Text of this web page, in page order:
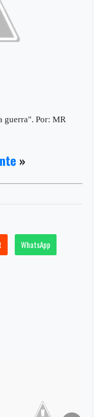
guerra". Por: MR
»
WhatsApp